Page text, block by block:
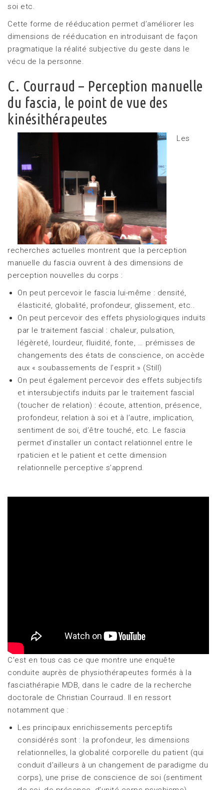
soi etc.
Cette forme de rééducation permet d’améliorer les
dimensions de rééducation en introduisant de façon
pragmatique la réalité subjective du geste dans le
vécu de la personne.
C. Courraud – Perception manuelle
du fascia, le point de vue des
kinésithérapeutes
Les
recherches actuelles montrent que la perception
manuelle du fascia ouvrent à des dimensions de
perception nouvelles du corps :
On peut percevoir le fascia lui-même : densité,
élasticité, globalité, profondeur, glissement, etc..
On peut percevoir des effets physiologiques induits
par le traitement fascial : chaleur, pulsation,
légèreté, lourdeur, fluidité, fonte, … prémisses de
changements des états de conscience, on accède
aux « soubassements de l’esprit » (Still)
On peut également percevoir des effets subjectifs
et intersubjectifs induits par le traitement fascial
(toucher de relation) : écoute, attention, présence,
profondeur, relation à soi et à l’autre, implication,
sentiment de soi, d’être touché, etc. Le fascia
permet d’installer un contact relationnel entre le
rpaticien et le patient et cette dimension
relationnelle perceptive s’apprend.
C'est en tous cas ce que montre une enquête
conduite auprès de physiothérapeutes formés à la
fasciathérapie MDB, dans le cadre de la recherche
doctorale de Christian Courraud. Il en ressort
notamment que :
Les principaux enrichissements perceptifs
considérés sont : la profondeur, les dimensions
relationnelles, la globalité corporelle du patient (qui
conduit d'ailleurs à un changement de paradigme du
corps), une prise de conscience de soi (sentiment